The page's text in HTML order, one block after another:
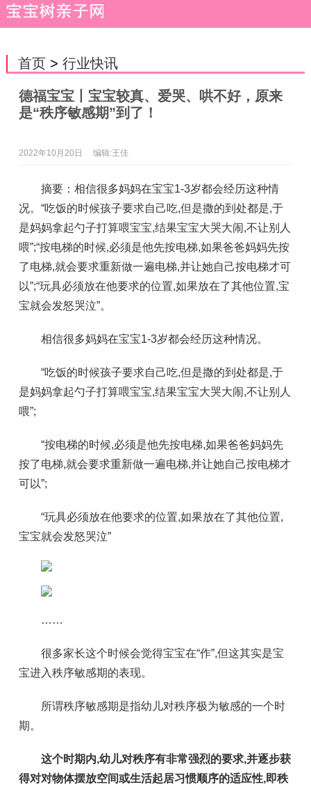
首页> 行业快讯
德福宝宝丨宝宝较真、爱哭、哄不好，原来
是“秩序敏感期”到了！
2022年10月20日 编辑:王佳
摘要：相信很多妈妈在宝宝1-3岁都会经历这种情
况。“吃饭的时候孩子要求自己吃,但是撒的到处都是,于
是妈妈拿起勺子打算喂宝宝,结果宝宝大哭大闹,不让别人
喂”;“按电梯的时候,必须是他先按电梯,如果爸爸妈妈先按
了电梯,就会要求重新做一遍电梯,并让她自己按电梯才可
以”;“玩具必须放在他要求的位置,如果放在了其他位置,宝
宝就会发怒哭泣”。
相信很多妈妈在宝宝1-3岁都会经历这种情况。
“吃饭的时候孩子要求自己吃,但是撒的到处都是,于
是妈妈拿起勺子打算喂宝宝,结果宝宝大哭大闹,不让别人
喂”;
“按电梯的时候,必须是他先按电梯,如果爸爸妈妈先
按了电梯,就会要求重新做一遍电梯,并让她自己按电梯才
可以”;
“玩具必须放在他要求的位置,如果放在了其他位置,
宝宝就会发怒哭泣”
……
很多家长这个时候会觉得宝宝在“作”,但这其实是宝
宝进入秩序敏感期的表现。
所谓秩序敏感期是指幼儿对秩序极为敏感的一个时
期。
这个时期内,幼儿对秩序有非常强烈的要求,并逐步获
得对对物体摆放空间或生活起居习惯顺序的适应性,即秩